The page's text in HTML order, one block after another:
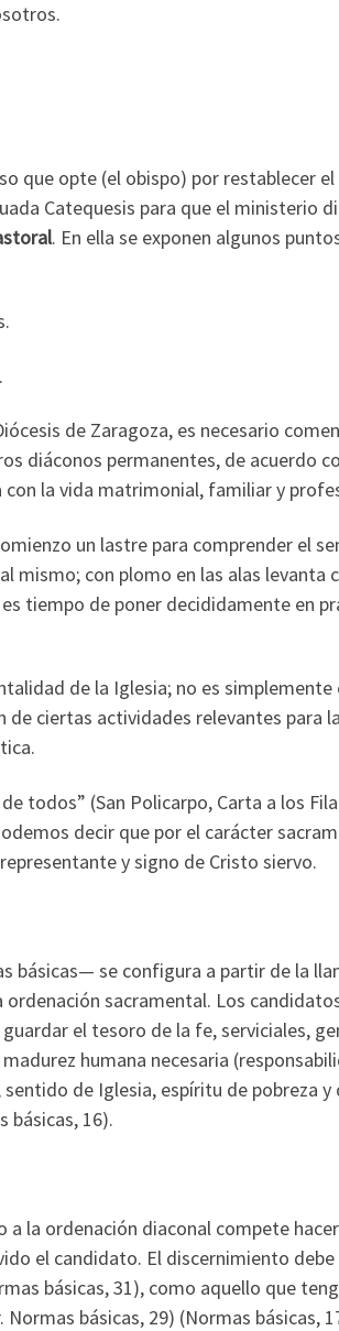
que opte (el obispo) por restablecer
Catequesis para que el ministerio
. En ella se exponen algunos
de Zaragoza, es necesario
diáconos permanentes, de acuerdo
la vida matrimonial, familiar y
un lastre para comprender el
mismo; con plomo en las alas
tiempo de poner decididamente en
de la Iglesia; no es
ciertas actividades relevantes para
todos” (San Policarpo, Carta a los
decir que por el carácter
y signo de Cristo siervo.
se configura a partir de la
sacramental. Los
el tesoro de la fe, serviciales,
humana necesaria
de Iglesia, espíritu de pobreza
básicas, 16).
la ordenación diaconal compete
el candidato. El discernimiento
básicas, 31), como aquello que
básicas, 29) (Normas básicas,